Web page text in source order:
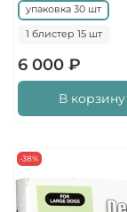
упаковка 30 шт
1 блистер 15 шт
6 000 ₽
В корзину
-38%